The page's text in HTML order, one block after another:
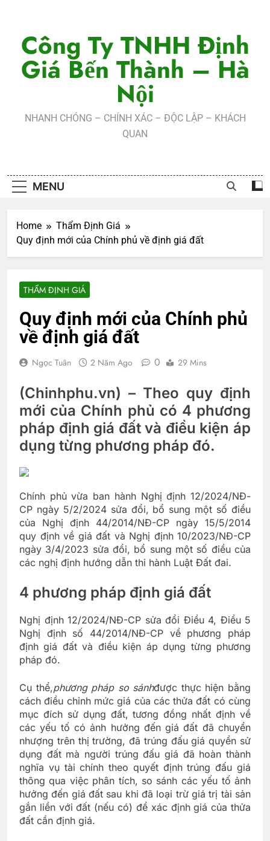
contentCông Ty TNHH Định
Giá Bến Thành – Hà
Nội
NHANH CHÓNG – CHÍNH XÁC – ĐỘC LẬP – KHÁCH
QUAN
MENU
Home
Thẩm Định Giá
Quy định mới của Chính phủ về định giá đất
THẨM ĐỊNH GIÁ
Quy định mới của Chính phủ
về định giá đất
Ngọc Tuân 2 Năm Ago 0 29 Mins
(Chinhphu.vn) – Theo quy định
mới của Chính phủ có 4 phương
pháp định giá đất và điều kiện áp
dụng từng phương pháp đó.
Chính phủ vừa ban hành Nghị định 12/2024/NĐ-
CP ngày 5/2/2024 sửa đổi, bổ sung một số điều
của Nghị định 44/2014/NĐ-CP ngày 15/5/2014
quy định về giá đất và Nghị định 10/2023/NĐ-CP
ngày 3/4/2023 sửa đổi, bổ sung một số điều của
các nghị định hướng dẫn thi hành Luật Đất đai.
4 phương pháp định giá đất
Nghị định 12/2024/NĐ-CP sửa đổi Điều 4, Điều 5
Nghị định số 44/2014/NĐ-CP về phương pháp
định giá đất và điều kiện áp dụng từng phương
pháp đó.
Cụ thể,phương pháp so sánhđược thực hiện bằng
cách điều chỉnh mức giá của các thửa đất có cùng
mục đích sử dụng đất, tương đồng nhất định về
các yếu tố có ảnh hưởng đến giá đất đã chuyển
nhượng trên thị trường, đã trúng đấu giá quyền sử
dụng đất mà người trúng đấu giá đã hoàn thành
nghĩa vụ tài chính theo quyết định trúng đấu giá
thông qua việc phân tích, so sánh các yếu tố ảnh
hưởng đến giá đất sau khi đã loại trừ giá trị tài sản
gắn liền với đất (nếu có) để xác định giá của thửa
đất cần định giá.